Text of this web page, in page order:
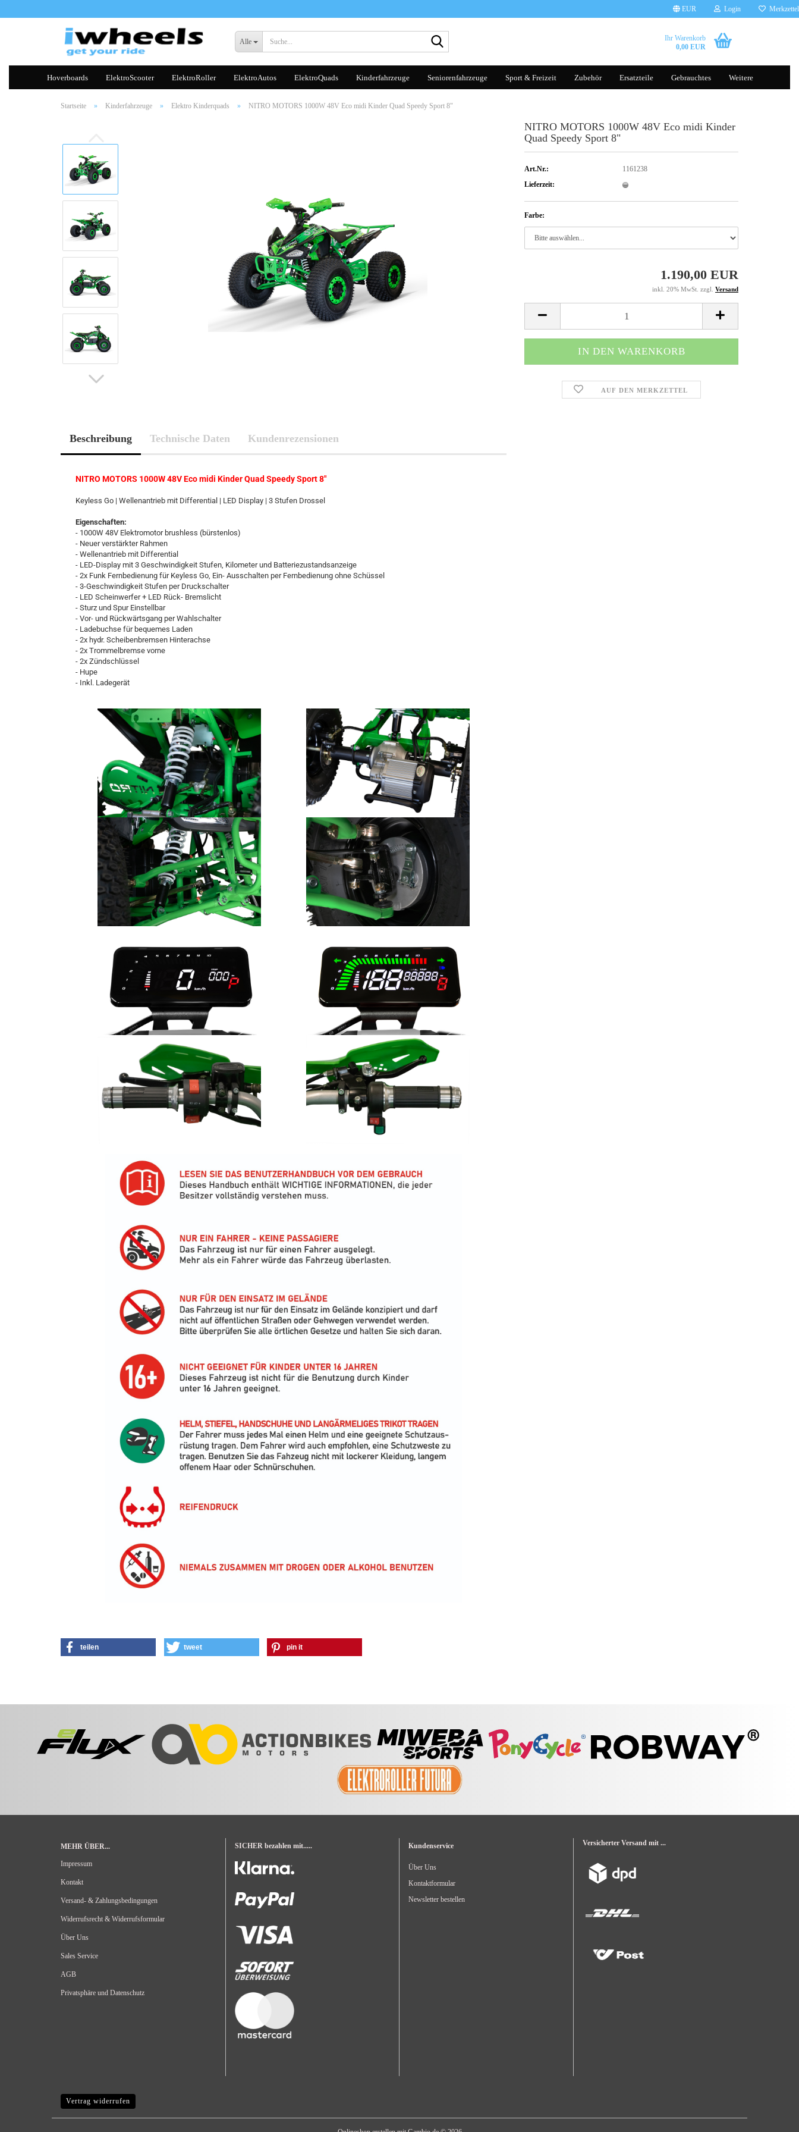
EUR Login Merkzettel
Alle
Ihr Warenkorb
0,00 EUR
Hoverboards ElektroScooter ElektroRoller ElektroAutos ElektroQuads Kinderfahrzeuge Seniorenfahrzeuge Sport & Freizeit Zubehör
Brillen
Handschuhe
Helme
Komfort, Schutz & Sicherheit
sonst. Zubehör
Transporttaschen Balance
Silikonhüllen
Ersatzteile
Tauchscooter
Hawk, Hawk 2.0
Gebrauchtes Weitere
Startseite » Kinderfahrzeuge » Elektro Kinderquads » NITRO MOTORS 1000W 48V Eco midi Kinder Quad Speedy Sport 8"
NITRO MOTORS 1000W 48V Eco midi Kinder
Quad Speedy Sport 8"
Art.Nr.:
1161238
Lieferzeit:
Farbe:
1.190,00 EUR
inkl. 20% MwSt. zzgl. Versand
AUF DEN MERKZETTEL
Beschreibung Technische Daten Kundenrezensionen
NITRO MOTORS 1000W 48V Eco midi Kinder Quad Speedy Sport 8"
Keyless Go | Wellenantrieb mit Differential | LED Display | 3 Stufen Drossel
Eigenschaften:
- 1000W 48V Elektromotor brushless (bürstenlos)
- Neuer verstärkter Rahmen
- Wellenantrieb mit Differential
- LED-Display mit 3 Geschwindigkeit Stufen, Kilometer und Batteriezustandsanzeige
- 2x Funk Fernbedienung für Keyless Go, Ein- Ausschalten per Fernbedienung ohne Schüssel
- 3-Geschwindigkeit Stufen per Druckschalter
- LED Scheinwerfer + LED Rück- Bremslicht
- Sturz und Spur Einstellbar
- Vor- und Rückwärtsgang per Wahlschalter
- Ladebuchse für bequemes Laden
- 2x hydr. Scheibenbremsen Hinterachse
- 2x Trommelbremse vorne
- 2x Zündschlüssel
- Hupe
- Inkl. Ladegerät
teilen tweet pin it
MEHR ÜBER...
Impressum
Kontakt
Versand- & Zahlungsbedingungen
Widerrufsrecht & Widerrufsformular
Über Uns
Sales Service
AGB
Privatsphäre und Datenschutz
SICHER bezahlen mit..... Kundenservice
Über Uns
Kontaktformular
Newsletter bestellen
Versicherter Versand mit ...
Vertrag widerrufen